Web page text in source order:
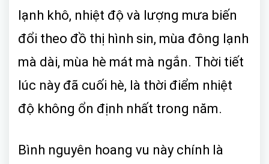
lạnh khô, nhiệt độ và lượng mưa biến
đổi theo đồ thị hình sin, mùa đông lạnh
mà dài, mùa hè mát mà ngắn. Thời tiết
lúc này đã cuối hè, là thời điểm nhiệt
độ không ổn định nhất trong năm.
Bình nguyên hoang vu này chính là